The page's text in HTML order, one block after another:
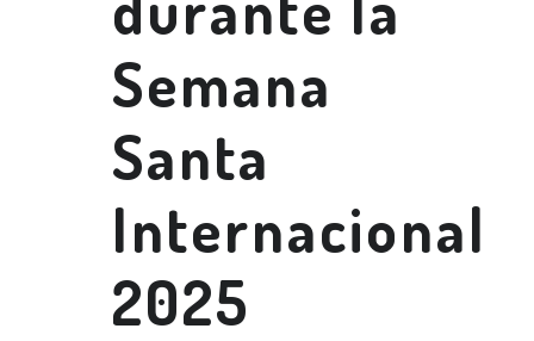
Semana
Santa
Internacional
2025